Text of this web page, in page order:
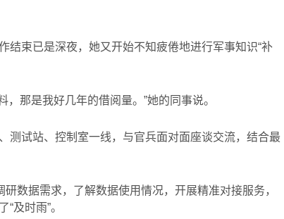
结束已是深夜，她又开始不知疲倦地进行军事知识“补
，那是我好几年的借阅量。 ”她的同事说。
测试站、控制室一线，与官兵面对面座谈交流，结合最
数据需求，了解数据使用情况，开展精准对接服务，
及时雨”。